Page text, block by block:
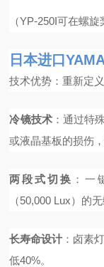
（YP-250I可在螺
日本进口
技术优势：重新定
冷镜技术：通过特
或液晶基板的损伤
两段式切换 ：一
（50,000 Lux）的
长寿命设计 ：卤素
低40%。